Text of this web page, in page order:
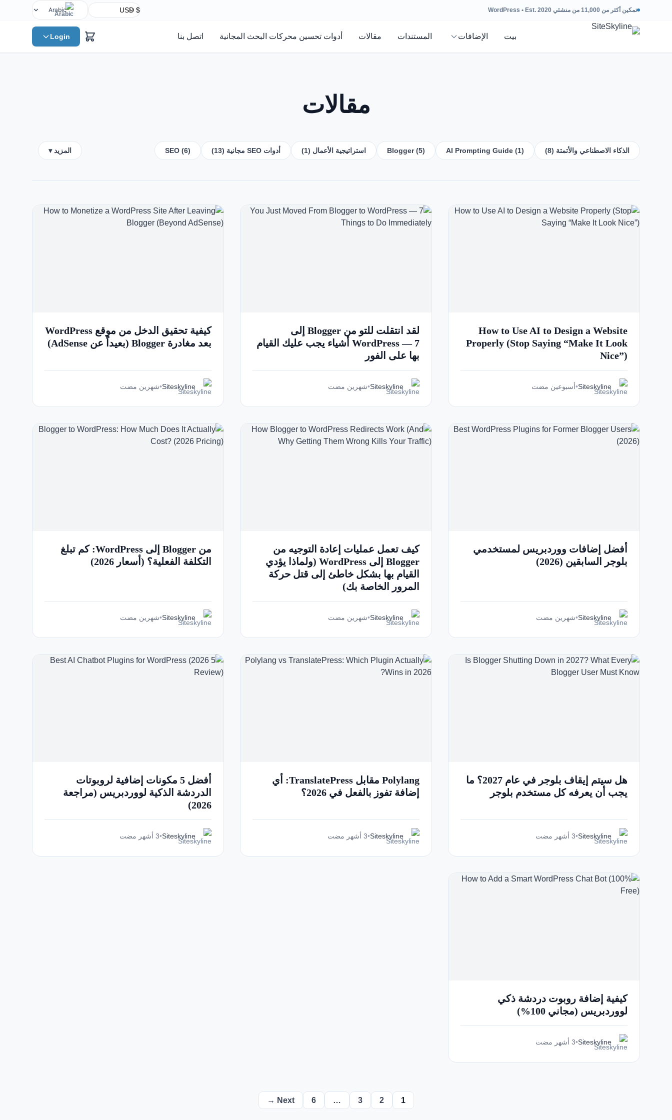
تمكين أكثر من 11,000 من منشئي WordPress • Est. 2020 Arabic
English
Chinese
Urdu
Indonesian
Turkish
بيت الإضافات المستندات مقالات أدوات تحسين محركات البحث المجانية اتصل بنا Login
مقالات
الذكاء الاصطناعي والأتمتة (8) AI Prompting Guide (1)
Blogger (5) استراتيجية الأعمال (1) أدوات SEO مجانية (13) SEO (6) المزيد ▾
How to Use AI to Design a Website
Properly (Stop Saying “Make It Look
Nice”)
Siteskyline
•أسبوعين مضت
لقد انتقلت للتو من Blogger إلى
WordPress — 7 أشياء يجب عليك القيام
بها على الفور
Siteskyline
•شهرين مضت
كيفية تحقيق الدخل من موقع WordPress
بعد مغادرة Blogger (بعيداً عن AdSense)
Siteskyline
•شهرين مضت
أفضل إضافات ووردبريس لمستخدمي
بلوجر السابقين (2026)
Siteskyline
•شهرين مضت
كيف تعمل عمليات إعادة التوجيه من
Blogger إلى WordPress (ولماذا يؤدي
القيام بها بشكل خاطئ إلى قتل حركة
المرور الخاصة بك)
Siteskyline
•شهرين مضت
من Blogger إلى WordPress: كم تبلغ
التكلفة الفعلية؟ (أسعار 2026)
Siteskyline
•شهرين مضت
هل سيتم إيقاف بلوجر في عام 2027؟ ما
يجب أن يعرفه كل مستخدم بلوجر
Siteskyline
•3 أشهر مضت
Polylang مقابل TranslatePress: أي
إضافة تفوز بالفعل في 2026؟
Siteskyline
•3 أشهر مضت
أفضل 5 مكونات إضافية لروبوتات
الدردشة الذكية لووردبريس (مراجعة
2026)
Siteskyline
•3 أشهر مضت
كيفية إضافة روبوت دردشة ذكي
لووردبريس (مجاني 100%)
Siteskyline
•3 أشهر مضت
1
2
3
…
6
Next →